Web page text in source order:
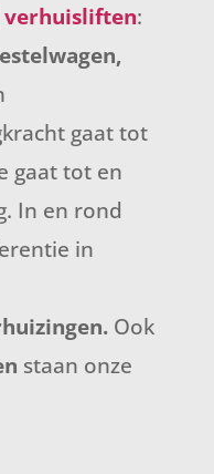
verhuisliften:
gaat tot
gaat tot en
In en rond
in
Ook
staan onze